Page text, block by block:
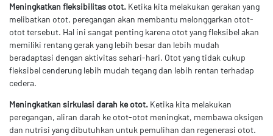
Meningkatkan fleksibilitas otot. Ketika kita melakukan gerakan yang
melibatkan otot, peregangan akan membantu melonggarkan otot-
otot tersebut. Hal ini sangat penting karena otot yang fleksibel akan
memiliki rentang gerak yang lebih besar dan lebih mudah
beradaptasi dengan aktivitas sehari-hari. Otot yang tidak cukup
fleksibel cenderung lebih mudah tegang dan lebih rentan terhadap
cedera.
Meningkatkan sirkulasi darah ke otot. Ketika kita melakukan
peregangan, aliran darah ke otot-otot meningkat, membawa oksigen
dan nutrisi yang dibutuhkan untuk pemulihan dan regenerasi otot.